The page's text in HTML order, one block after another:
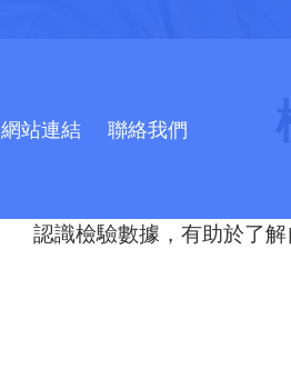
網站連結 聯絡我們
認識檢驗數據，有助於了